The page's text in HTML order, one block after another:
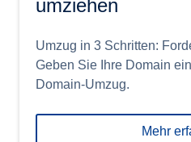
umziehen
Umzug in 3 Schritten:
Geben Sie Ihre Domain
Domain-Umzug.
Mehr